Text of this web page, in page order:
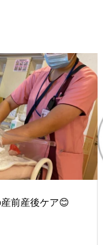
前産後ケア😊